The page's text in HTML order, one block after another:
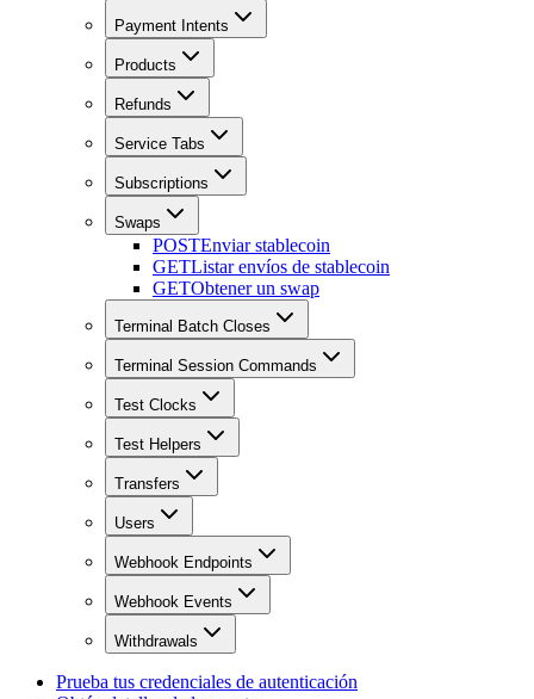
Payment Intents
Products
Refunds
Service Tabs
Subscriptions
Swaps
POSTEnviar stablecoin
GETListar envíos de stablecoin
GETObtener un swap
Terminal Batch Closes
Terminal Session Commands
Test Clocks
Test Helpers
Transfers
Users
Webhook Endpoints
Webhook Events
Withdrawals
Prueba tus credenciales de autenticación